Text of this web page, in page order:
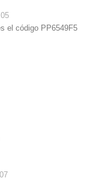
el código PP6549F5